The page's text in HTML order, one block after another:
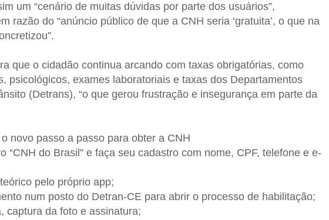
um “cenário de muitas dúvidas por parte dos usuários”,
razão do “anúncio público de que a CNH seria ‘gratuita’, o que na
que o cidadão continua arcando com taxas obrigatórias, como
psicológicos, exames laboratoriais e taxas dos Departamentos
(Detrans), “o que gerou frustração e insegurança em parte da
novo passo a passo para obter a CNH
“CNH do Brasil” e faça seu cadastro com nome, CPF, telefone e e-
pelo próprio app;
num posto do Detran-CE para abrir o processo de habilitação;
captura da foto e assinatura;